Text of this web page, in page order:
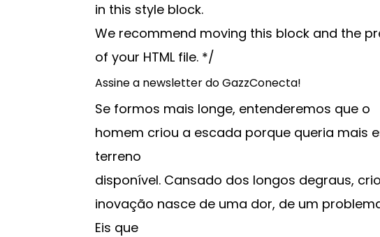
in this style block.
We recommend moving this block and the
of your HTML file. */
Assine a newsletter do GazzConecta!
Se formos mais longe, entenderemos que o
homem criou a escada porque queria mais
terreno
disponível. Cansado dos longos degraus,
inovação nasce de uma dor, de um
Eis que